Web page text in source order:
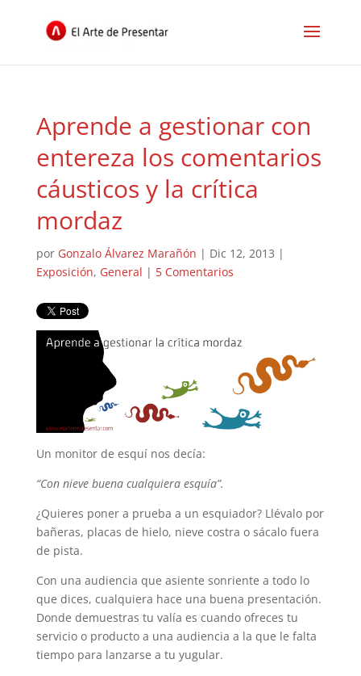
Aprende a gestionar con
entereza los comentarios
cáusticos y la crítica
mordaz
por Gonzalo Álvarez Marañón | Dic 12, 2013 |
Exposición, General | 5 Comentarios
Un monitor de esquí nos decía:
“Con nieve buena cualquiera esquía”.
¿Quieres poner a prueba a un esquiador? Llévalo por
bañeras, placas de hielo, nieve costra o sácalo fuera
de pista.
Con una audiencia que asiente sonriente a todo lo
que dices, cualquiera hace una buena presentación.
Donde demuestras tu valía es cuando ofreces tu
servicio o producto a una audiencia a la que le falta
tiempo para lanzarse a tu yugular.